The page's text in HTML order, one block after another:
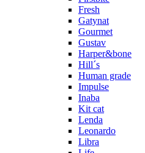
Fresh
Gatynat
Gourmet
Gustav
Harper&bone
Hill´s
Human grade
Impulse
Inaba
Kit cat
Lenda
Leonardo
Libra